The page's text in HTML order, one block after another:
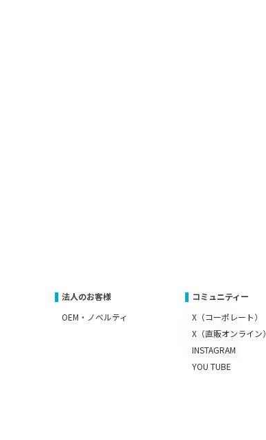
法人のお客様
OEM・ノベルティ
コミュニティー
X（コーポレート）
X（直販オンライン）
INSTAGRAM
YOU TUBE